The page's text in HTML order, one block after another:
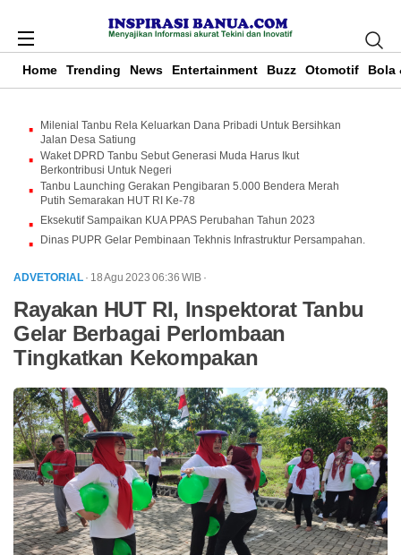
Home Trending News Entertainment Buzz Otomotif Bola
Milenial Tanbu Rela Keluarkan Dana Pribadi Untuk Bersihkan
Jalan Desa Satiung
Waket DPRD Tanbu Sebut Generasi Muda Harus Ikut
Berkontribusi Untuk Negeri
Tanbu Launching Gerakan Pengibaran 5.000 Bendera Merah
Putih Semarakan HUT RI Ke-78
Eksekutif Sampaikan KUA PPAS Perubahan Tahun 2023
Dinas PUPR Gelar Pembinaan Tekhnis Infrastruktur Persampahan.
ADVETORIAL · 18 Agu 2023 06:36 WIB ·
Rayakan HUT RI, Inspektorat Tanbu
Gelar Berbagai Perlombaan
Tingkatkan Kekompakan